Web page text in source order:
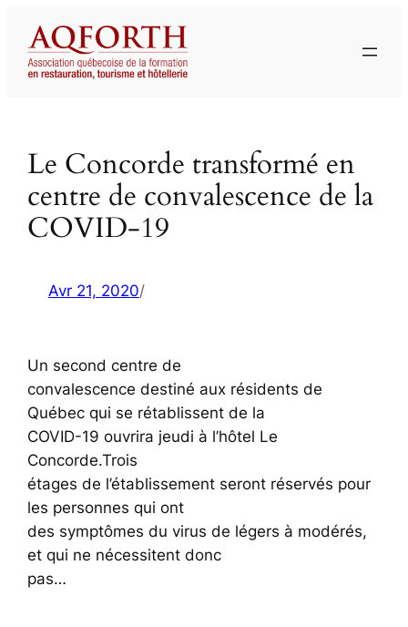
contenu
Le Concorde transformé en
centre de convalescence de la
COVID-19
Avr 21, 2020/
Un second centre de
convalescence destiné aux résidents de
Québec qui se rétablissent de la
COVID-19 ouvrira jeudi à l’hôtel Le
Concorde.Trois
étages de l’établissement seront réservés pour
les personnes qui ont
des symptômes du virus de légers à modérés,
et qui ne nécessitent donc
pas…